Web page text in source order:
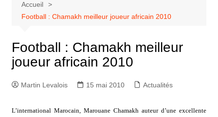
Accueil
Football : Chamakh meilleur joueur africain 2010
Football : Chamakh meilleur
joueur africain 2010
Martin Levalois 15 mai 2010 Actualités
L’international Marocain, Marouane Chamakh auteur d’une excellente